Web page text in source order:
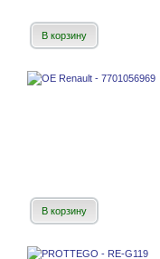
В корзину
В корзину